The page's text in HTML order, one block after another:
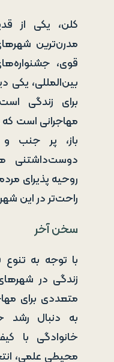
کلن، یکی از
مدرن‌ترین
قوی،
بین‌المللی، یکی
برای زندگی
مهاجرانی است
باز، پر
دوست‌داشتنی
روحیه پذیرای
راحت‌تر در این
سخن آخر
با توجه به
زندگی در
متعددی برای
به دنبال رشد
خانوادگی با
محیطی علمی،